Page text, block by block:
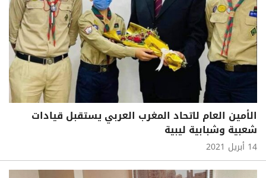
الأمين العام لاتحاد المغرب العربي يستقبل قيادات
شعبية وشبابية ليبية
14 أبريل 2021